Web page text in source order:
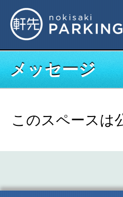
メッセージ
このスペースは